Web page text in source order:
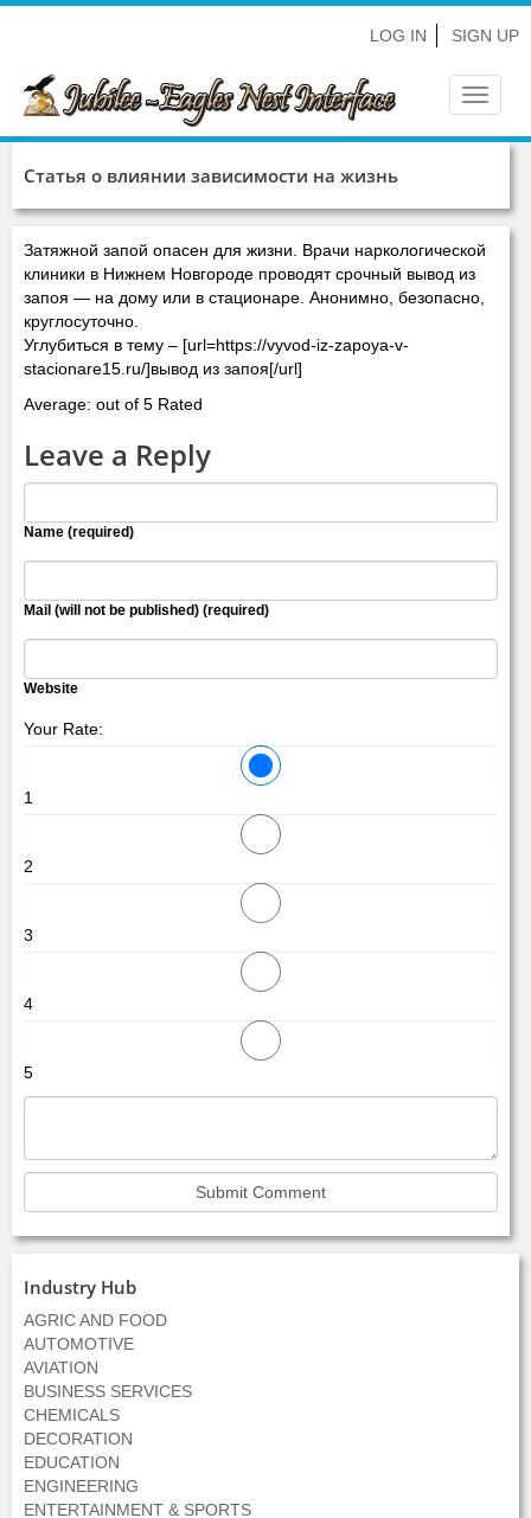
LOG IN SIGN UP
Toggle
Статья о влиянии зависимости на жизнь
Затяжной запой опасен для жизни. Врачи наркологической
клиники в Нижнем Новгороде проводят срочный вывод из
запоя — на дому или в стационаре. Анонимно, безопасно,
круглосуточно.
Углубиться в тему – [url=https://vyvod-iz-zapoya-v-
stacionare15.ru/]вывод из запоя[/url]
Average: out of 5 Rated
Leave a Reply
Name (required)
Mail (will not be published) (required)
Website
Your Rate:
1
2
3
4
5
Industry Hub
AGRIC AND FOOD
AUTOMOTIVE
AVIATION
BUSINESS SERVICES
CHEMICALS
DECORATION
EDUCATION
ENGINEERING
ENTERTAINMENT & SPORTS